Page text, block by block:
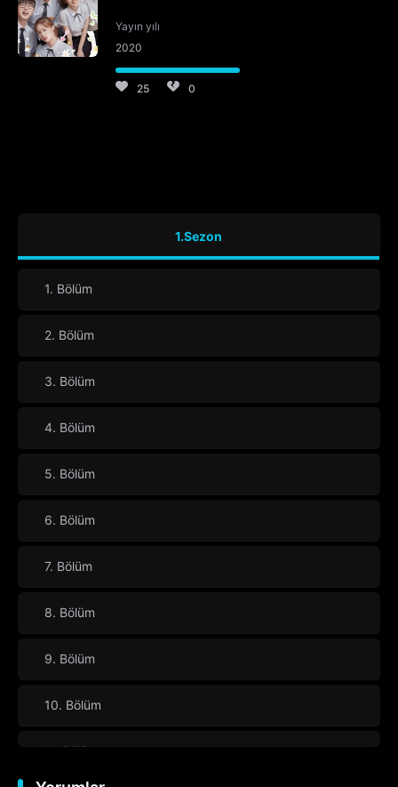
Yayın yılı
2020
25 0
1.Sezon
1. Bölüm
2. Bölüm
3. Bölüm
4. Bölüm
5. Bölüm
6. Bölüm
7. Bölüm
8. Bölüm
9. Bölüm
10. Bölüm
11. Bölüm